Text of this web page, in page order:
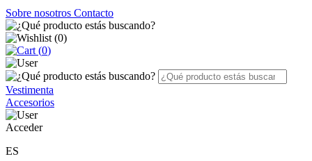
Sobre nosotros Contacto
(0)
(0)
Vestimenta
Accesorios
Acceder
ES